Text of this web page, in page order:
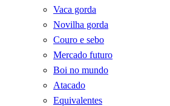
Vaca gorda
Novilha gorda
Couro e sebo
Mercado futuro
Boi no mundo
Atacado
Equivalentes